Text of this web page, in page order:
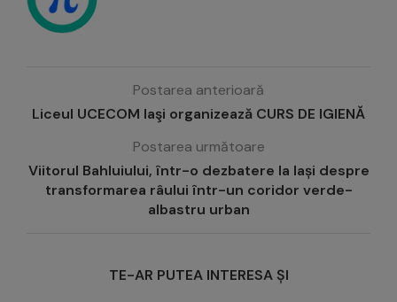
Postarea anterioară
Liceul UCECOM Iaşi organizează CURS DE IGIENĂ
Postarea următoare
Viitorul Bahluiului, într-o dezbatere la Iași despre
transformarea râului într-un coridor verde-
albastru urban
TE-AR PUTEA INTERESA ȘI